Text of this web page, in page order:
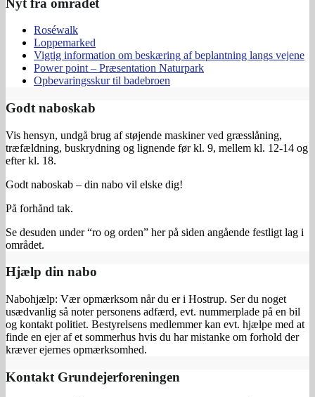
Roséwalk
Loppemarked
Vigtig information om beskæring af beplantning langs vejene
Power point – Præsentation Naturpark
Opbevaringsskur til badebroen
Godt naboskab
Vis hensyn, undgå brug af støjende maskiner ved græsslåning,
træfældning, buskrydning og lignende før kl. 9, mellem kl. 12-14 og
efter kl. 18.
Godt naboskab – din nabo vil elske dig!
På forhånd tak.
Se desuden under “ro og orden” her på siden angående festligt lag i
området.
Hjælp din nabo
Nabohjælp: Vær opmærksom når du er i Hostrup. Ser du noget
usædvanlig så noter personens adfærd, evt. nummerplade på en bil
og kontakt politiet. Bestyrelsens medlemmer kan evt. hjælpe med at
finde en ejer af et sommerhus hvis du har mistanke om forhold der
kræver ejernes opmærksomhed.
Kontakt Grundejerforeningen